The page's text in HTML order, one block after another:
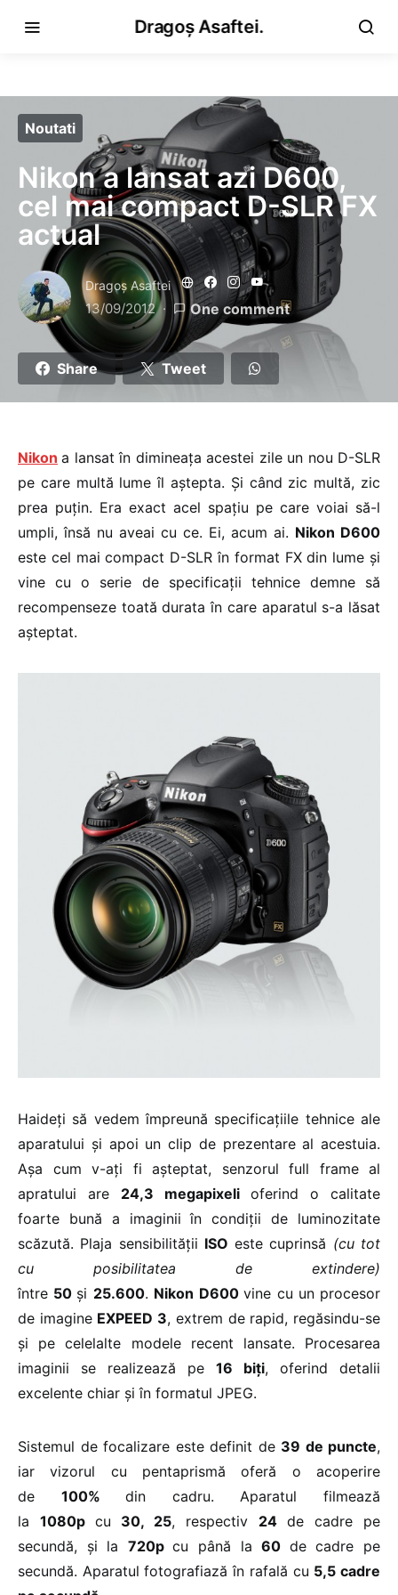
Dragoș Asaftei.
Noutati
Nikon a lansat azi D600,
cel mai compact D-SLR FX
actual
Dragoş Asaftei
13/09/2012 One comment
Share Tweet
Nikon a lansat în dimineața acestei zile un nou D-SLR
pe care multă lume îl aștepta. Și când zic multă, zic
prea puțin. Era exact acel spațiu pe care voiai să-l
umpli, însă nu aveai cu ce. Ei, acum ai. Nikon D600
este cel mai compact D-SLR în format FX din lume și
vine cu o serie de specificații tehnice demne să
recompenseze toată durata în care aparatul s-a lăsat
așteptat.
Haideți să vedem împreună specificațiile tehnice ale
aparatului și apoi un clip de prezentare al acestuia.
Așa cum v-ați fi așteptat, senzorul full frame al
apratului are 24,3 megapixeli oferind o calitate
foarte bună a imaginii în condiții de luminozitate
scăzută. Plaja sensibilității ISO este cuprinsă (cu tot
cu posibilitatea de extindere)
între 50 și 25.600. Nikon D600vine cu un procesor
de imagine EXPEED 3, extrem de rapid, regăsindu-se
și pe celelalte modele recent lansate. Procesarea
imaginii se realizează pe 16 biți, oferind detalii
excelente chiar și în formatul JPEG.
Sistemul de focalizare este definit de 39 de puncte,
iar vizorul cu pentaprismă oferă o acoperire
de 100%din cadru. Aparatul filmează
la 1080p cu 30, 25, respectiv 24de cadre pe
secundă, și la 720pcu până la60 de cadre pe
secundă. Aparatul fotografiază în rafală cu 5,5 cadre